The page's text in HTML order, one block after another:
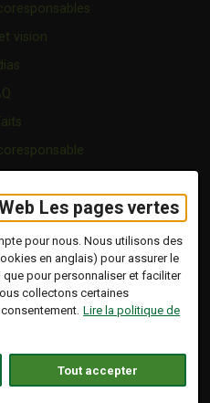
Les pages vertes
pour nous. Nous utilisons des
en anglais) pour assurer le
pour personnaliser et faciliter
collectons certaines
Lire la politique de
Tout accepter
vision
droits réservés.
d'entreprises
:Ekloweb
Ce lien s'ouvrira dans